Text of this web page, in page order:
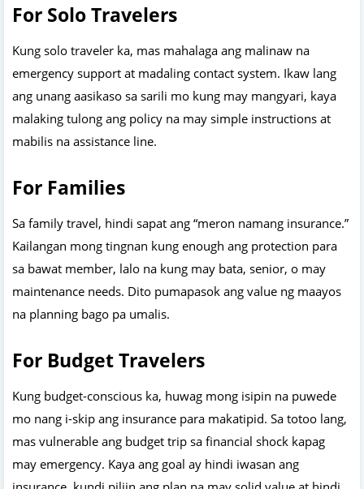
For Solo Travelers
Kung solo traveler ka, mas mahalaga ang malinaw na
emergency support at madaling contact system. Ikaw lang
ang unang aasikaso sa sarili mo kung may mangyari, kaya
malaking tulong ang policy na may simple instructions at
mabilis na assistance line.
For Families
Sa family travel, hindi sapat ang “meron namang insurance.”
Kailangan mong tingnan kung enough ang protection para
sa bawat member, lalo na kung may bata, senior, o may
maintenance needs. Dito pumapasok ang value ng maayos
na planning bago pa umalis.
For Budget Travelers
Kung budget-conscious ka, huwag mong isipin na puwede
mo nang i-skip ang insurance para makatipid. Sa totoo lang,
mas vulnerable ang budget trip sa financial shock kapag
may emergency. Kaya ang goal ay hindi iwasan ang